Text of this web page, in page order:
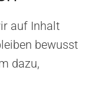
auf Inhalt
bewusst
dazu,